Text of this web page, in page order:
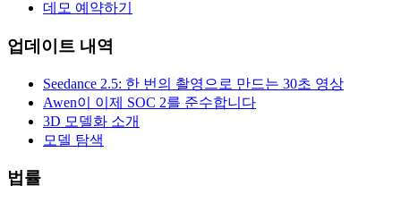
데모 예약하기
업데이트 내역
Seedance 2.5: 한 번의 촬영으로 만드는 30초 영상
Awen이 이제 SOC 2를 준수합니다
3D 모델화 소개
모델 탐색
법률